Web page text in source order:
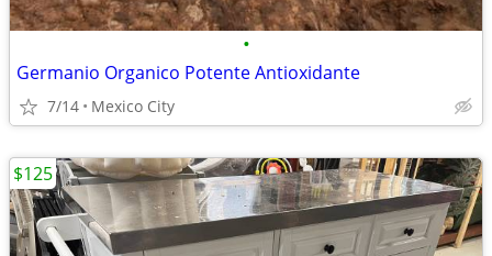
•
Germanio Organico Potente Antioxidante
7/14 Mexico City
$125